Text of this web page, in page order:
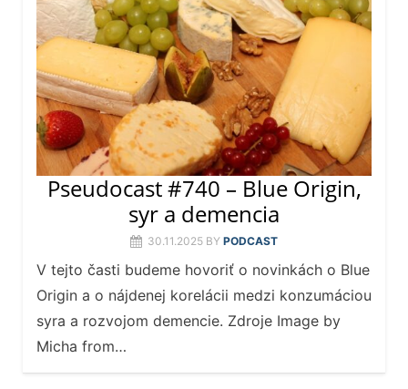
Pseudocast #740 – Blue Origin,
syr a demencia
30.11.2025 BY PODCAST
V tejto časti budeme hovoriť o novinkách o Blue
Origin a o nájdenej korelácii medzi konzumáciou
syra a rozvojom demencie. Zdroje Image by
Micha from…